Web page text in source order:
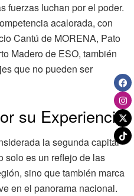
fuerzas luchan por el poder.
acalorada, con
Cantú de MORENA, Pato
Madero de ESO, también
que no pueden ser
su Experiencia
la segunda capital
solo es un reflejo de las
sino que también marca
en el panorama nacional.